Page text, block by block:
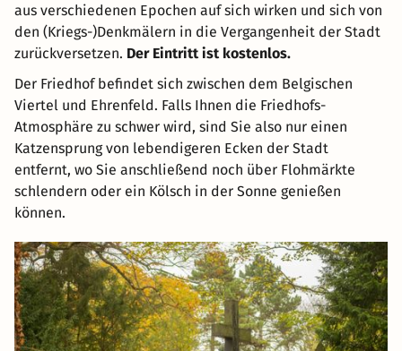
aus verschiedenen Epochen auf sich wirken und sich von
den (Kriegs-)Denkmälern in die Vergangenheit der Stadt
zurückversetzen. Der Eintritt ist kostenlos.
Der Friedhof befindet sich zwischen dem Belgischen
Viertel und Ehrenfeld. Falls Ihnen die Friedhofs-
Atmosphäre zu schwer wird, sind Sie also nur einen
Katzensprung von lebendigeren Ecken der Stadt
entfernt, wo Sie anschließend noch über Flohmärkte
schlendern oder ein Kölsch in der Sonne genießen
können.